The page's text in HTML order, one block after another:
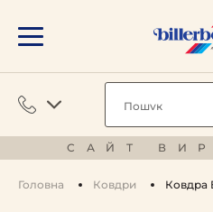
САЙТ
Головна Ковдри Ковдра